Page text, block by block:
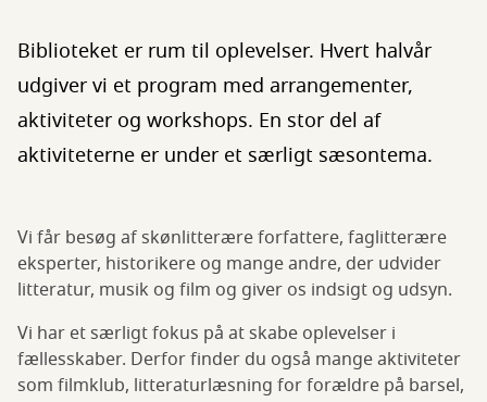
Biblioteket er rum til oplevelser. Hvert halvår
udgiver vi et program med arrangementer,
aktiviteter og workshops. En stor del af
aktiviteterne er under et særligt sæsontema.
Vi får besøg af skønlitterære forfattere, faglitterære
eksperter, historikere og mange andre, der udvider
litteratur, musik og film og giver os indsigt og udsyn.
Vi har et særligt fokus på at skabe oplevelser i
fællesskaber. Derfor finder du også mange aktiviteter
som filmklub, litteraturlæsning for forældre på barsel,